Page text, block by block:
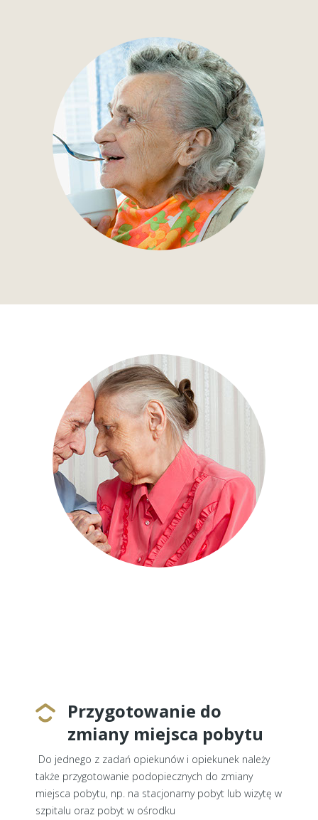
Przygotowanie do
zmiany miejsca pobytu
Do jednego z zadań opiekunów i opiekunek należy
także przygotowanie podopiecznych do zmiany
miejsca pobytu, np. na stacjonarny pobyt lub wizytę w
szpitalu oraz pobyt w ośrodku